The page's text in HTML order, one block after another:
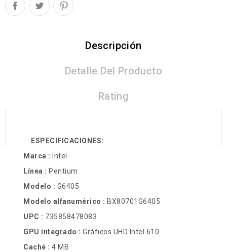
Descripción
Detalle Del Producto
Rating
ESPECIFICACIONES:
Marca : Intel
Línea : Pentium
Modelo : G6405
Modelo alfanumérico : BX80701G6405
UPC : 735858478083
GPU integrado : Gráficos UHD Intel 610
Caché : 4 MB